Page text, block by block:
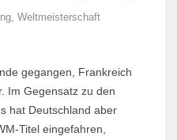
, Weltmeisterschaft
gegangen, Frankreich
Im Gegensatz zu den
hat Deutschland aber
Titel eingefahren,